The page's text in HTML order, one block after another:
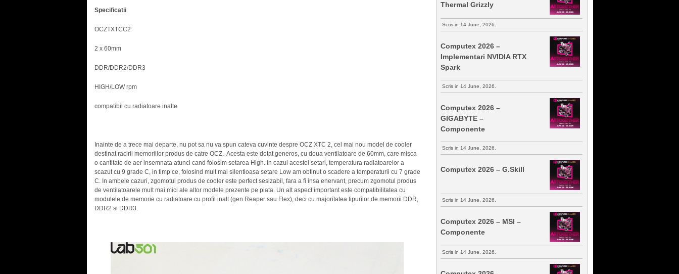
Specificatii
OCZTXTCC2
2 x 60mm
DDR/DDR2/DDR3
HIGH/LOW rpm
compatibil cu radiatoare inalte
Inainte de a trece mai departe, nu pot sa nu va spun cateva cuvinte despre OCZ XTC 2, cel mai nou model de cooler
destinat racirii memoriilor produs de catre OCZ. Acesta este dotat generos, cu doua ventilatoare de 60mm, care misca
o cantitate de aer insemnata atunci cand folosim setarea High. In cazul acestei setari, temperatura radiatoarelor a
scazut cu 9 grade C, in timp ce, folosind mult mai silentioasa setare Low am obtinut o scadere a temperaturii cu 7 grade
C. In ambele cazuri, zgomotul produs de cooler este perfect sesizabil, fara a fi insa enervant, precum zgomotul produs
de ventilatoarele mult mai mici ale altor modele prezente pe piata. Un alt aspect important este compatibilitatea cu
modulele de memorie cu radiatoare cu profil inalt (gen Reaper sau Flex), deci cu majoritatea tipurilor de memorii DDR,
DDR2 si DDR3.
Thermal Grizzly
Scris in 14 June, 2026.
Computex 2026 –
Implementari NVIDIA RTX
Spark
Scris in 14 June, 2026.
Computex 2026 –
GIGABYTE –
Componente
Scris in 14 June, 2026.
Computex 2026 – G.Skill
Scris in 14 June, 2026.
Computex 2026 – MSI –
Componente
Scris in 14 June, 2026.